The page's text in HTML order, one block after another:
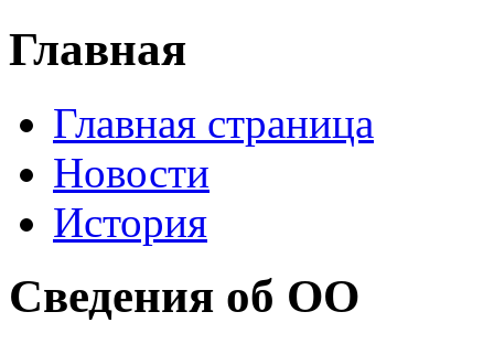
Главная
Главная страница
Новости
История
Сведения об ОО